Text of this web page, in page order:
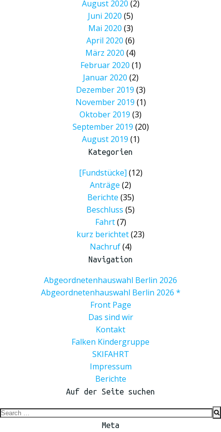
August 2020 (2)
Juni 2020 (5)
Mai 2020 (3)
April 2020 (6)
März 2020 (4)
Februar 2020 (1)
Januar 2020 (2)
Dezember 2019 (3)
November 2019 (1)
Oktober 2019 (3)
September 2019 (20)
August 2019 (1)
Kategorien
[Fundstücke] (12)
Anträge (2)
Berichte (35)
Beschluss (5)
Fahrt(7)
kurz berichtet(23)
Nachruf(4)
Navigation
Abgeordnetenhauswahl Berlin 2026
Abgeordnetenhauswahl Berlin 2026 *
Front Page
Das sind wir
Kontakt
Falken Kindergruppe
SKIFAHRT
Impressum
Berichte
Auf der Seite suchen
Search
Meta